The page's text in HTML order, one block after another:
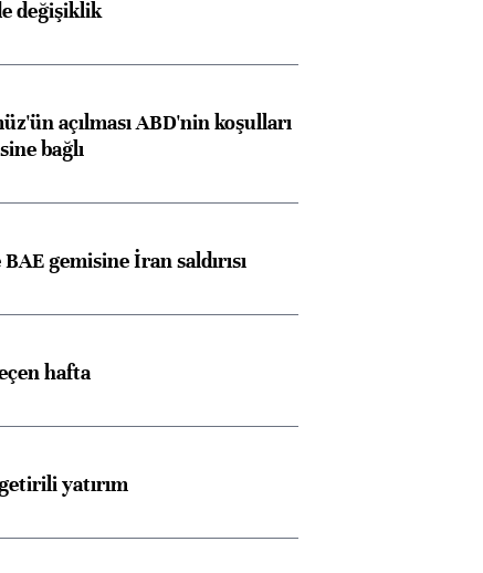
değişiklik
açılması ABD'nin koşulları
bağlı
gemisine İran saldırısı
hafta
yatırım